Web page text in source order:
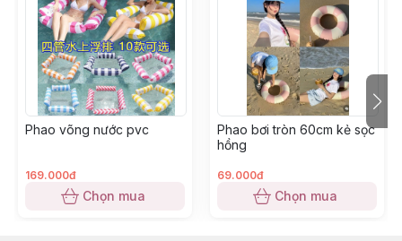
Phao võng nước pvc
169.000đ
Chọn mua
Phao bơi tròn 60cm kẻ sọc
hồng
69.000đ
Chọn mua